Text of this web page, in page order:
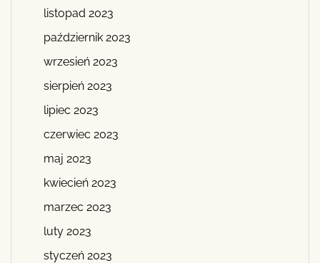
listopad 2023
październik 2023
wrzesień 2023
sierpień 2023
lipiec 2023
czerwiec 2023
maj 2023
kwiecień 2023
marzec 2023
luty 2023
styczeń 2023